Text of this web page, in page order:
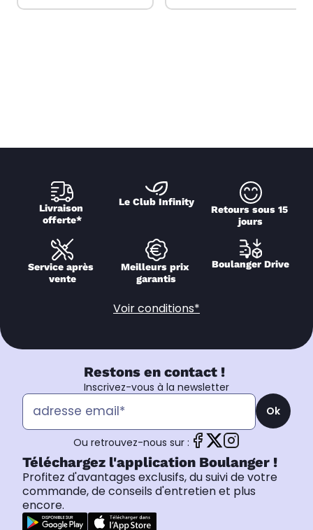
Livraison
offerte*
Le Club Infinity
Retours sous 15
jours
Service après
vente
Meilleurs prix
garantis
Boulanger Drive
Voir conditions*
Restons en contact !
Inscrivez-vous à la newsletter
Ok
Ou retrouvez-nous sur :
Téléchargez l'application Boulanger !
Profitez d'avantages exclusifs, du suivi de votre
commande, de conseils d'entretien et plus
encore.